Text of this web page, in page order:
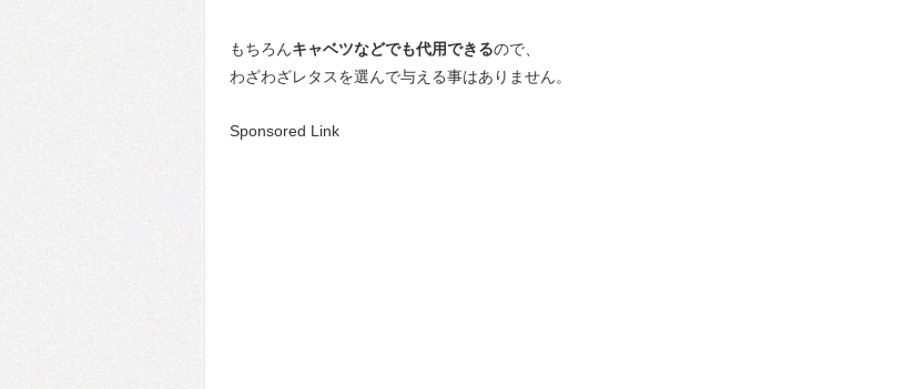
もちろんキャベツなどでも代用できるので、
わざわざレタスを選んで与える事はありません。
Sponsored Link